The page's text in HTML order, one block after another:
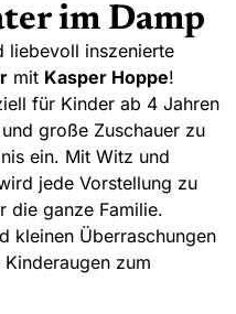
im Damp
liebevoll inszenierte
mit Kasper Hoppe!
für Kinder ab 4 Jahren
große Zuschauer zu
ein. Mit Witz und
jede Vorstellung zu
die ganze Familie.
kleinen Überraschungen
zum